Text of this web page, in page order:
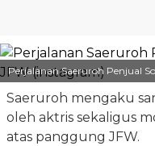
Perjalanan Saeruroh Penjual
Saeruroh mengaku
oleh aktris sekaligus
atas panggung JFW.